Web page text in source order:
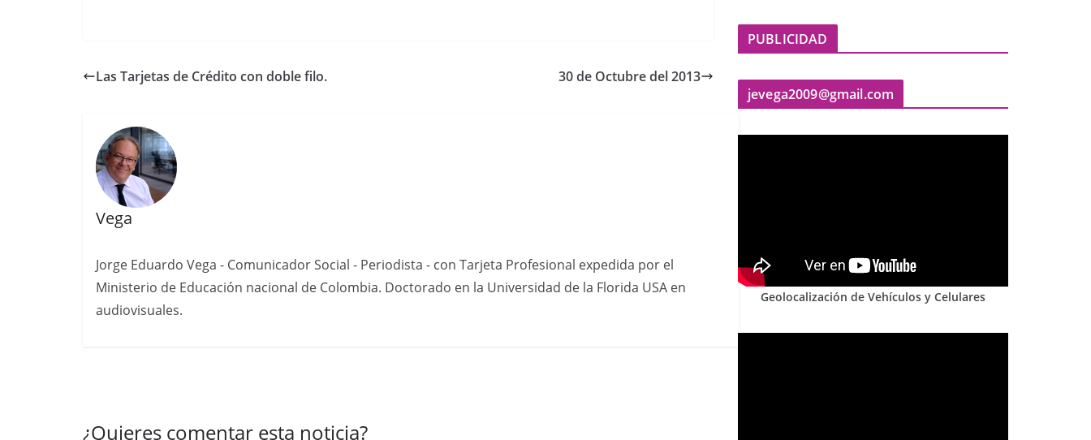
Las Tarjetas de Crédito con doble filo. 30 de Octubre del 2013
Vega
Jorge Eduardo Vega - Comunicador Social - Periodista - con Tarjeta Profesional expedida por el
Ministerio de Educación nacional de Colombia. Doctorado en la Universidad de la Florida USA en
audiovisuales.
¿Quieres comentar esta noticia?
PUBLICIDAD
jevega2009@gmail.com
Geolocalización de Vehículos y Celulares